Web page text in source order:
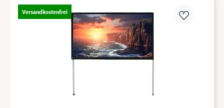
Versandkostenfrei